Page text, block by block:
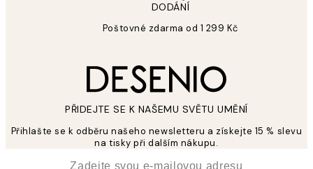
DODÁNÍ
Poštovné zdarma od 1 299 Kč
PŘIDEJTE SE K NAŠEMU SVĚTU UMĚNÍ
Přihlašte se k odběru našeho newsletteru a získejte 15 % slevu
na tisky při dalším nákupu.